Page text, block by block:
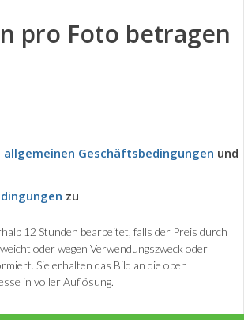
pro Foto betragen
allgemeinen Geschäftsbedingungen und
zu
12 Stunden bearbeitet, falls der Preis durch
oder wegen Verwendungszweck oder
Sie erhalten das Bild an die oben
in voller Auflösung.